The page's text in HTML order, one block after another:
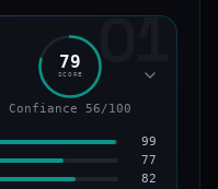
01
79
SCORE
Confiance 56/100
99
77
82